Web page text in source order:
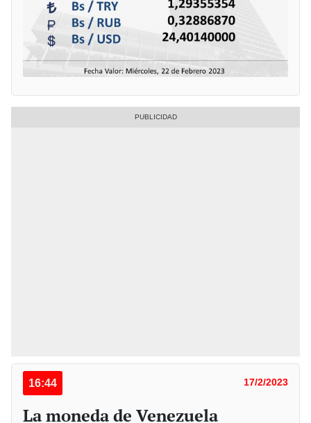
16:44 17/2/2023
La moneda de Venezuela